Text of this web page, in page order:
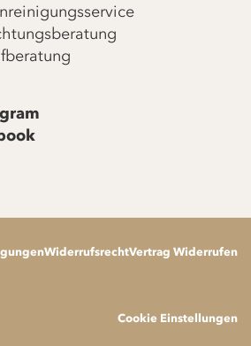
WiderrufsrechtVertrag Widerrufen
Cookie Einstellungen